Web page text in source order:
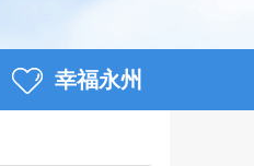
幸福永州